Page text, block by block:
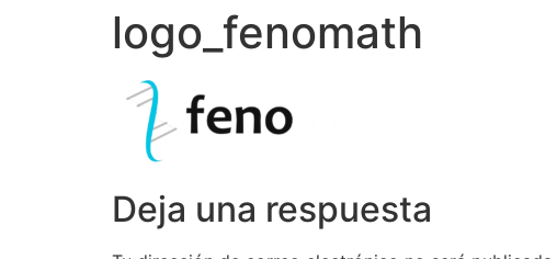
logo_fenomath
Deja una respuesta